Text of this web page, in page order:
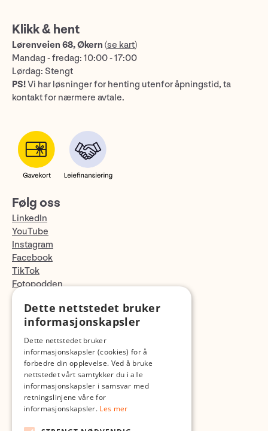
Klikk & hent
Lørenveien 68, Økern (se kart)
Mandag - fredag: 10:00 - 17:00
Lørdag: Stengt
PS!Vi har løsninger for henting utenfor åpningstid, ta
kontakt for nærmere avtale.
Følg oss
LinkedIn
YouTube
Instagram
Facebook
TikTok
Fotopodden
Med forbehold om skrive- og lagerfeil
Dette nettstedet bruker
informasjonskapsler
Dette nettstedet bruker
informasjonskapsler (cookies) for å
forbedre din opplevelse. Ved å bruke
nettstedet vårt samtykker du i alle
informasjonskapsler i samsvar med
retningslinjene våre for
informasjonskapsler. Les mer